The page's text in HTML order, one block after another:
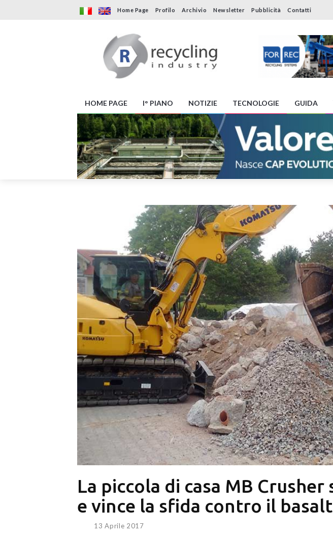
Home Page Profilo Archivio Newsletter Pubblicità Contatti
HOME PAGE I° PIANO NOTIZIE TECNOLOGIE GUIDA
La piccola di casa MB Crusher
e vince la sfida contro il
13 Aprile 2017